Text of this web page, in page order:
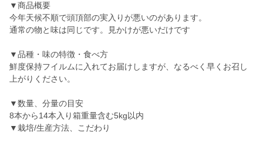
▼商品概要
今年天候不順で頭頂部の実入りが悪いのがあります。
通常の物と味は同じです。見かけが悪いだけです
▼品種・味の特徴・食べ方
鮮度保持フイルムに入れてお届けしますが、なるべく早くお召し
上がりください。
▼数量、分量の目安
8本から14本入り箱重量含む5kg以内
▼栽培/生産方法、こだわり